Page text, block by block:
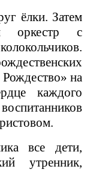
ёлки. Затем
оркестр с
на
каждого
все дети,
утренник,